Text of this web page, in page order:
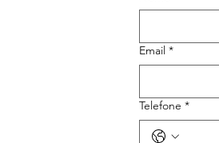
Email *
Telefone *